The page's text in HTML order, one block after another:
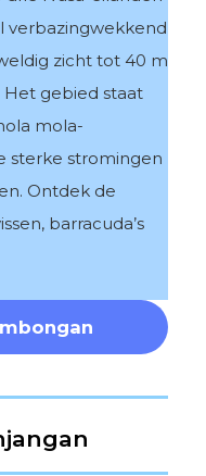
verbazingwekkend
zicht tot 40 m
Het gebied staat
mola-
sterke stromingen
Ontdek de
barracuda’s